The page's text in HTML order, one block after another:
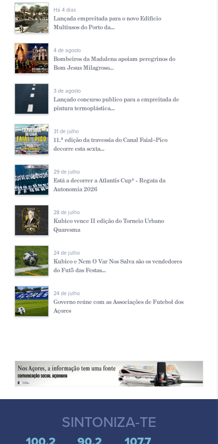
Há 4 dias
Lançada empreitada para o novo Edifício
Multiusos do Porto da...
4 de agosto
Bombeiros da Madalena apoiam peregrinos do
Bom Jesus Milagroso...
3 de agosto
Lançado concurso publico para a empreitada de
pintura termoplástica...
31 de julho
11.ª edição da travessia do Canal Faial–Pico
decorre esta sexta...
29 de julho
Está a decorrer a Atlantis Cup® - Regata da
Autonomia 2026
28 de julho
Kubico vence II edição do Torneio Urbano
Quaresma
24 de julho
Kubico e Nem O Var Nos Salva são os vendedores
do Fut5 das Festas...
24 de julho
Governo reúne com as Associações de Futebol dos
Açores
SINTONIZA-TE